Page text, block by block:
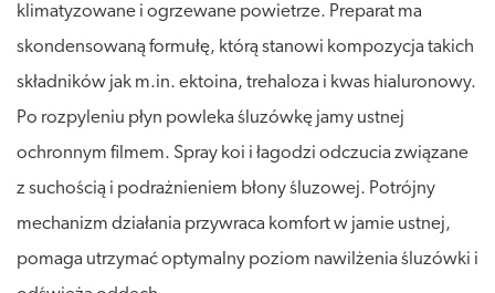
klimatyzowane i ogrzewane powietrze. Preparat ma
skondensowaną formułę, którą stanowi kompozycja takich
składników jak m.in. ektoina, trehaloza i kwas hialuronowy.
Po rozpyleniu płyn powleka śluzówkę jamy ustnej
ochronnym filmem. Spray koi i łagodzi odczucia związane
z suchością i podrażnieniem błony śluzowej. Potrójny
mechanizm działania przywraca komfort w jamie ustnej,
pomaga utrzymać optymalny poziom nawilżenia śluzówki i